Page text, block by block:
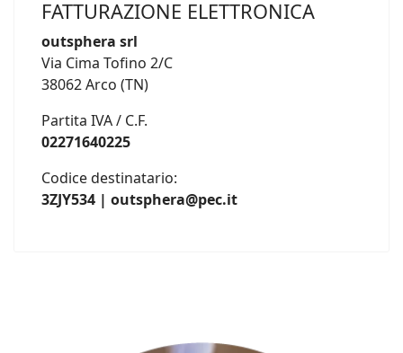
FATTURAZIONE ELETTRONICA
outsphera srl
Via Cima Tofino 2/C
38062 Arco (TN)
Partita IVA / C.F.
02271640225
Codice destinatario:
3ZJY534 | outsphera@pec.it